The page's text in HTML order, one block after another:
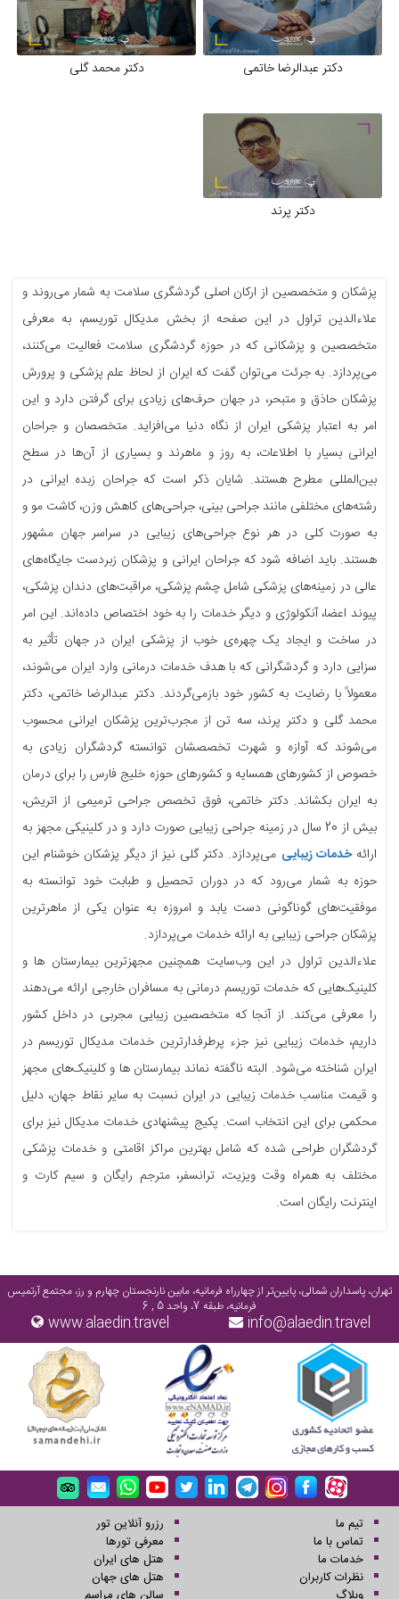
دکتر عبدالرضا خاتمی دکتر محمد گلی
دکتر پرند
پزشکان و متخصصین از ارکان اصلی گردشگری سلامت به شمار می‌روند و
علاءالدین تراول در این صفحه از بخش مدیکال توریسم، به معرفی
متخصصین و پزشکانی که در حوزه گردشگری سلامت فعالیت می‌کنند،
می‌پردازد. به جرئت می‌توان گفت که ایران از لحاظ علم پزشکی و پرورش
پزشکان حاذق و متبحر، در جهان حرف‌های زیادی برای گرفتن دارد و این
امر به اعتبار پزشکی ایران از نگاه دنیا می‌افزاید. متخصصان و جراحان
ایرانی بسیار با اطلاعات، به روز و ماهرند و بسیاری از آن‌ها در سطح
بین‌المللی مطرح هستند. شایان ذکر است که جراحان زبده ایرانی در
رشته‌های مختلفی مانند جراحی بینی، جراحی‌های کاهش وزن، کاشت مو و
به صورت کلی در هر نوع جراحی‌های زیبایی در سراسر جهان مشهور
هستند. باید اضافه شود که جراحان ایرانی و پزشکان زبردست جایگاه‌های
عالی در زمینه‌های پزشکی شامل چشم پزشکی، مراقبت‌های دندان پزشکی،
پیوند اعضا، آنکولوژی و دیگر خدمات را به خود اختصاص داده‌اند. این امر
در ساخت و ایجاد یک چهره‌ی خوب از پزشکی ایران در جهان تأثیر به
سزایی دارد و گردشگرانی که با هدف خدمات درمانی وارد ایران می‌شوند،
معمولاً با رضایت به کشور خود بازمی‌گردند. دکتر عبدالرضا خاتمی، دکتر
محمد گلی و دکتر پرند، سه تن از مجرب‌ترین پزشکان ایرانی محسوب
می‌شوند که آوازه و شهرت تخصصشان توانسته گردشگران زیادی به
خصوص از کشورهای همسایه و کشورهای حوزه خلیج فارس را برای درمان
به ایران بکشاند. دکتر خاتمی، فوق تخصص جراحی ترمیمی از اتریش،
بیش از 20 سال در زمینه جراحی زیبایی صورت دارد و در کلینیکی مجهز به
ارائهخدمات زیبایی می‌پردازد. دکتر گلی نیز از دیگر پزشکان خوشنام این
حوزه به شمار می‌رود که در دوران تحصیل و طبابت خود توانسته به
موفقیت‌های گوناگونی دست یابد و امروزه به عنوان یکی از ماهرترین
پزشکان جراحی زیبایی به ارائه خدمات می‌پردازد.
علاءالدین تراول در این وب‌سایت همچنین مجهزترین بیمارستان ها و
کلینیک‌هایی که خدمات توریسم درمانی به مسافران خارجی ارائه می‌دهند
را معرفی می‌کند. از آنجا که متخصصین زیبایی مجربی در داخل کشور
داریم، خدمات زیبایی نیز جزء پرطرفدارترین خدمات مدیکال توریسم در
ایران شناخته می‌شود. البته ناگفته نماند بیمارستان ها و کلینیک‌های مجهز
و قیمت مناسب خدمات زیبایی در ایران نسبت به سایر نقاط جهان، دلیل
محکمی برای این انتخاب است. پکیج پیشنهادی خدمات مدیکال نیز برای
گردشگران طراحی شده که شامل بهترین مراکز اقامتی و خدمات پزشکی
مختلف به همراه وقت ویزیت، ترانسفر، مترجم رایگان و سیم کارت و
اینترنت رایگان است.
تهران، پاسداران شمالی، پایین‌تر از چهارراه فرمانیه، مابین نارنجستان چهارم و رز، مجتمع آرتمیس
فرمانیه، طبقه 7، واحد 5 , 6
info@alaedin.travel
www.alaedin.travel
تیم ما
تماس با ما
خدمات ما
نظرات کاربران
رزرو آنلاین تور
معرفی تورها
هتل های ایران
هتل های جهان